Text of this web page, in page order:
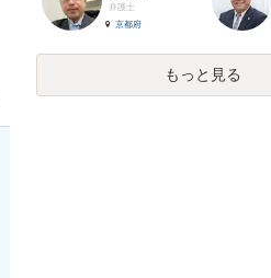
弁護士
京都府
もっと見る